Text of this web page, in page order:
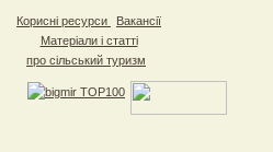
Корисні ресурси
Вакансії
Матеріали і статті
про сільський туризм